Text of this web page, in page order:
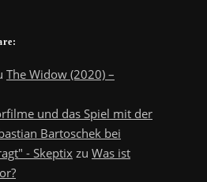
The Widow (2020) –
und das Spiel mit der
Bartoschek bei
- Skeptix zu Was ist